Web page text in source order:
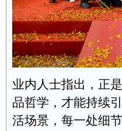
业内人士指出，正
品哲学，才能持续
活场景，每一处细